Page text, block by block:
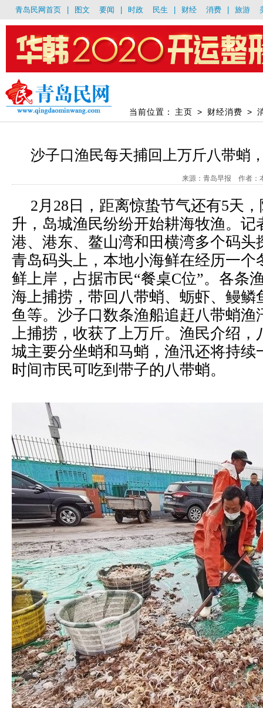
青岛民网首页 图文 要闻 时政 民生 财经 消费 旅游
当前位置： 主页 > 财经消费 >
沙子口渔民每天捕回上万斤八带蛸
来源：青岛早报 作者：
2月28日，距离惊蛰节气还有5天
升，岛城渔民纷纷开始耕海牧渔。记
港、港东、鳌山湾和田横湾多个码头
青岛码头上，本地小海鲜在经历一个
鲜上岸，占据市民“餐桌C位”。各条
海上捕捞，带回八带蛸、蛎虾、鳗鳞
鱼等。沙子口数条渔船追赶八带蛸渔
上捕捞，收获了上万斤。渔民介绍，
城主要分坐蛸和马蛸，渔汛还将持续
时间市民可吃到带子的八带蛸。